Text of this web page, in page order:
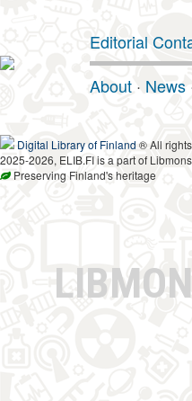
Editorial
About · News
Digital Library of Finland ® All
2025-2026, ELIB.FI is a part of
Preserving Finland's heritage